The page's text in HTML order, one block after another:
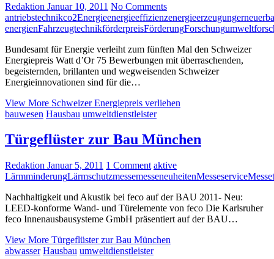
Redaktion Januar 10, 2011 No Comments
antriebstechnikco2Energieenergieeffizienzenergieerzeugung
energienFahrzeugtechnikförderpreisFörderungForschung
Bundesamt für Energie verleiht zum fünften Mal den Schweizer
Energiepreis Watt d’Or 75 Bewerbungen mit überraschenden,
begeisternden, brillanten und wegweisenden Schweizer
Energieinnovationen sind für die…
View More Schweizer Energiepreis verliehen
bauwesen Hausbau umweltdienstleister
Türgeflüster zur Bau München
Redaktion Januar 5, 2011 1 Comment aktive
LärmminderungLärmschutzmessemesseneuheitenMesseservice
Nachhaltigkeit und Akustik bei feco auf der BAU 2011- Neu:
LEED-konforme Wand- und Türelemente von feco Die Karlsruher
feco Innenausbausysteme GmbH präsentiert auf der BAU…
View More Türgeflüster zur Bau München
abwasser Hausbau umweltdienstleister